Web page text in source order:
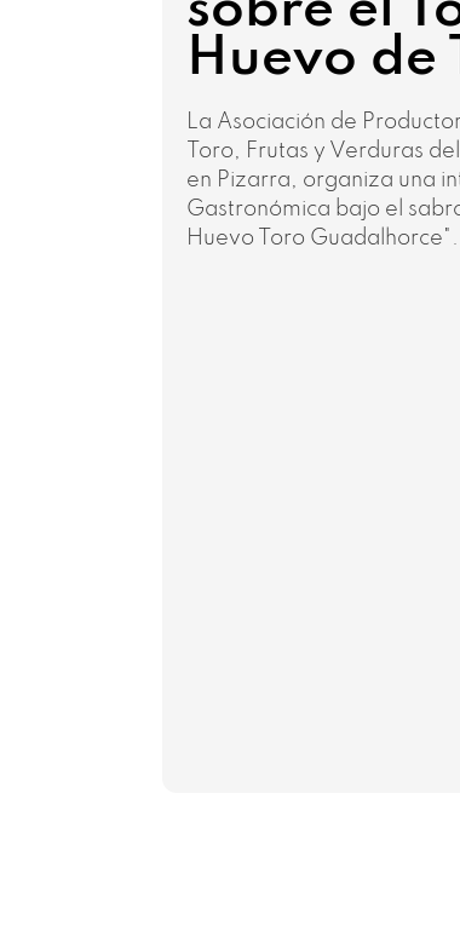
sobre el
Huevo de
La Asociación de
Toro, Frutas y Verduras
en Pizarra, organiza una
Gastronómica bajo el
Huevo Toro